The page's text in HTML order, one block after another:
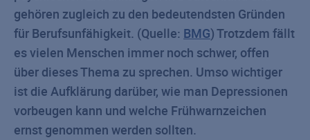
gehören zugleich zu den bedeutendsten Gründen
für Berufsunfähigkeit. (Quelle: BMG) Trotzdem fällt
es vielen Menschen immer noch schwer, offen
über dieses Thema zu sprechen. Umso wichtiger
ist die Aufklärung darüber, wie man Depressionen
vorbeugen kann und welche Frühwarnzeichen
ernst genommen werden sollten.